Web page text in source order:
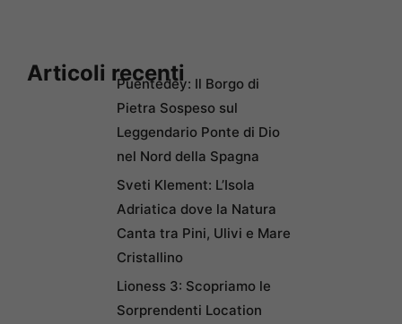
Articoli recentiPuentedey: Il Borgo di
Pietra Sospeso sul
Leggendario Ponte di Dio
nel Nord della Spagna
Sveti Klement: L’Isola
Adriatica dove la Natura
Canta tra Pini, Ulivi e Mare
Cristallino
Lioness 3: Scopriamo le
Sorprendenti Location